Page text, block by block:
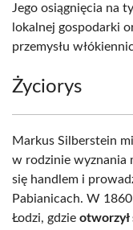
Jego osiągnięcia na
lokalnej gospodarki
przemysłu
Życiorys
Markus Silberstein
w rodzinie wyznania
się handlem i
Pabianicach. W
Łodzi, gdzie